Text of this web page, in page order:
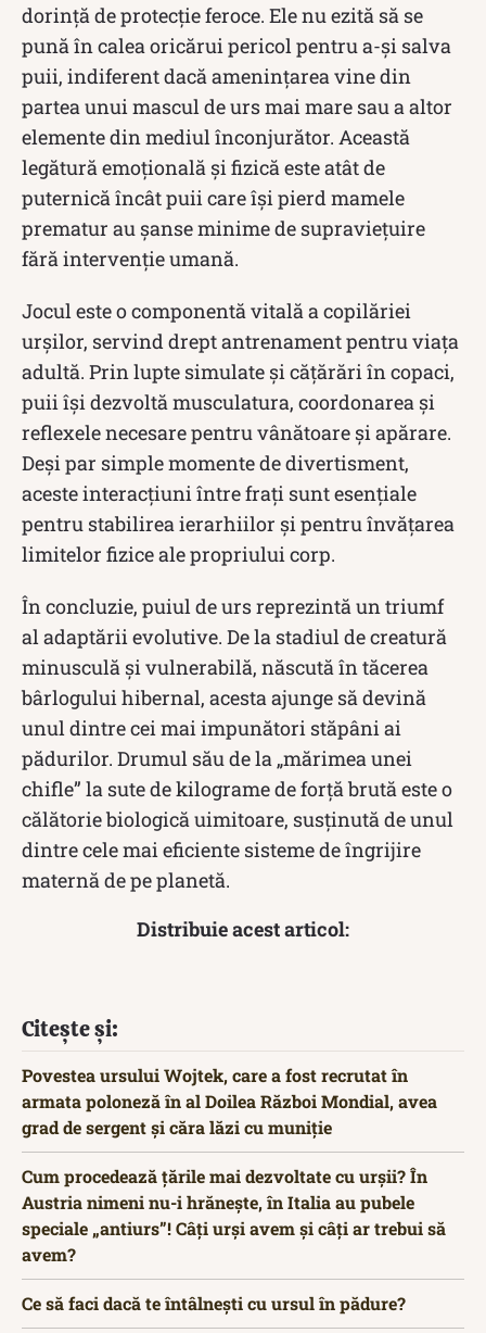
dorință de protecție feroce. Ele nu ezită să se
pună în calea oricărui pericol pentru a-și salva
puii, indiferent dacă amenințarea vine din
partea unui mascul de urs mai mare sau a altor
elemente din mediul înconjurător. Această
legătură emoțională și fizică este atât de
puternică încât puii care își pierd mamele
prematur au șanse minime de supraviețuire
fără intervenție umană.
Jocul este o componentă vitală a copilăriei
urșilor, servind drept antrenament pentru viața
adultă. Prin lupte simulate și cățărări în copaci,
puii își dezvoltă musculatura, coordonarea și
reflexele necesare pentru vânătoare și apărare.
Deși par simple momente de divertisment,
aceste interacțiuni între frați sunt esențiale
pentru stabilirea ierarhiilor și pentru învățarea
limitelor fizice ale propriului corp.
În concluzie, puiul de urs reprezintă un triumf
al adaptării evolutive. De la stadiul de creatură
minusculă și vulnerabilă, născută în tăcerea
bârlogului hibernal, acesta ajunge să devină
unul dintre cei mai impunători stăpâni ai
pădurilor. Drumul său de la „mărimea unei
chifle” la sute de kilograme de forță brută este o
călătorie biologică uimitoare, susținută de unul
dintre cele mai eficiente sisteme de îngrijire
maternă de pe planetă.
Distribuie acest articol:
Citește și:
Povestea ursului Wojtek, care a fost recrutat în
armata poloneză în al Doilea Război Mondial, avea
grad de sergent și căra lăzi cu muniție
Cum procedează țările mai dezvoltate cu urșii? În
Austria nimeni nu-i hrănește, în Italia au pubele
speciale „antiurs”! Câți urși avem și câți ar trebui să
avem?
Ce să faci dacă te întâlnești cu ursul în pădure?